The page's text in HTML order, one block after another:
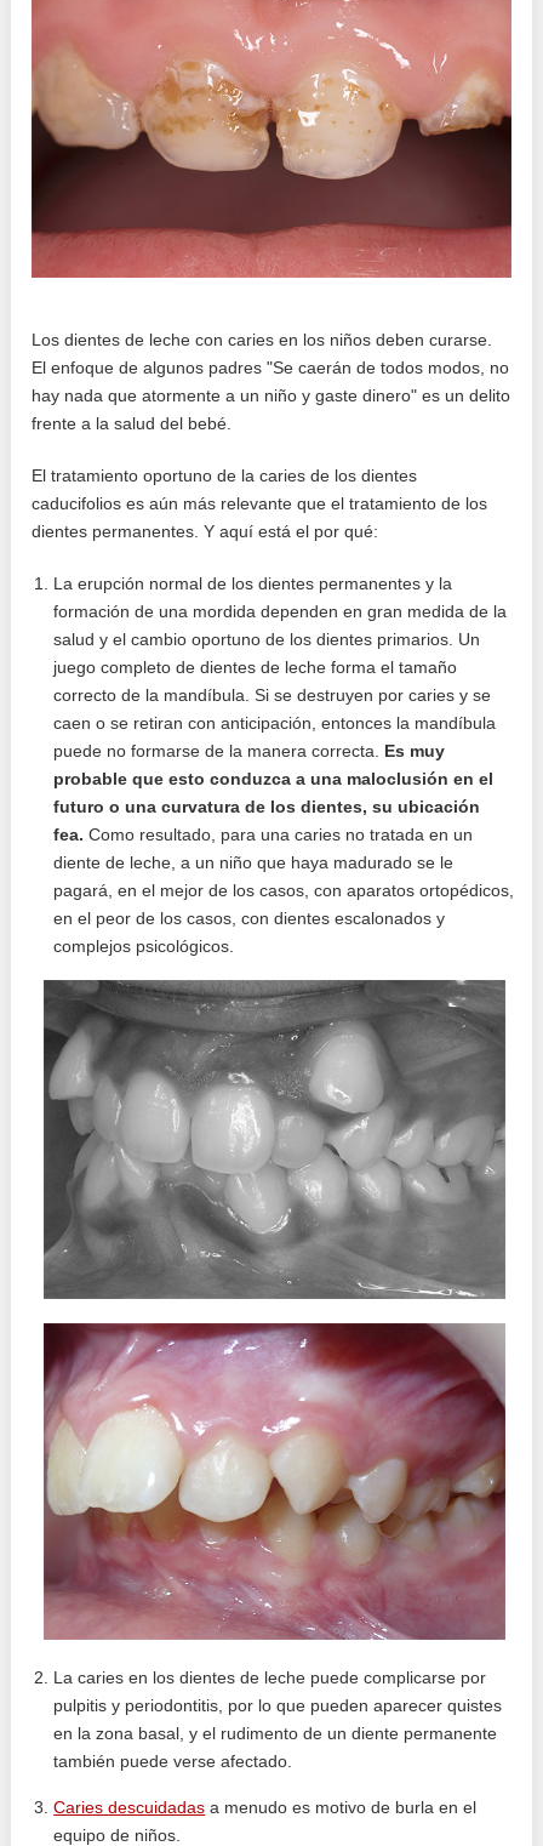
Los dientes de leche con caries en los niños deben curarse.
El enfoque de algunos padres "Se caerán de todos modos, no
hay nada que atormente a un niño y gaste dinero" es un delito
frente a la salud del bebé.
El tratamiento oportuno de la caries de los dientes
caducifolios es aún más relevante que el tratamiento de los
dientes permanentes. Y aquí está el por qué:
La erupción normal de los dientes permanentes y la
formación de una mordida dependen en gran medida de la
salud y el cambio oportuno de los dientes primarios. Un
juego completo de dientes de leche forma el tamaño
correcto de la mandíbula. Si se destruyen por caries y se
caen o se retiran con anticipación, entonces la mandíbula
puede no formarse de la manera correcta. Es muy
probable que esto conduzca a una maloclusión en el
futuro o una curvatura de los dientes, su ubicación
fea. Como resultado, para una caries no tratada en un
diente de leche, a un niño que haya madurado se le
pagará, en el mejor de los casos, con aparatos ortopédicos,
en el peor de los casos, con dientes escalonados y
complejos psicológicos.
La caries en los dientes de leche puede complicarse por
pulpitis y periodontitis, por lo que pueden aparecer quistes
en la zona basal, y el rudimento de un diente permanente
también puede verse afectado.
Caries descuidadas a menudo es motivo de burla en el
equipo de niños.